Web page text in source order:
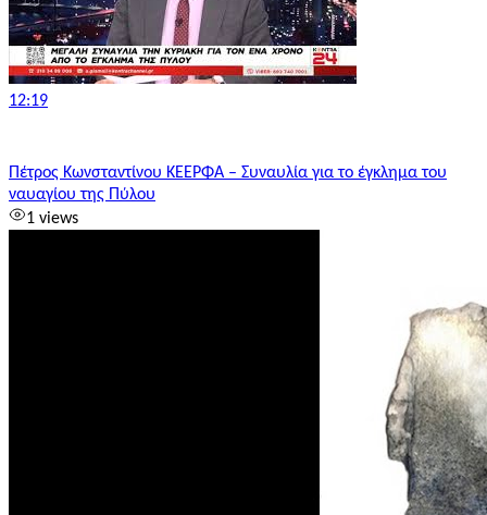
12:19
Πέτρος Κωνσταντίνου ΚΕΕΡΦΑ – Συναυλία για το έγκλημα του
ναυαγίου της Πύλου
1 views